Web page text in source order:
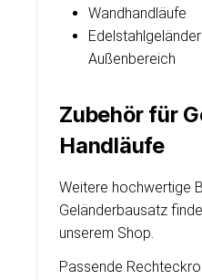
Wandhandläufe
Außenbereich
Zubehör für
Handläufe
Weitere hochwertige
Geländerbausatz
unserem Shop.
Passende